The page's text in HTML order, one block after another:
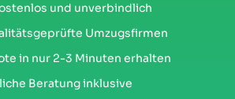
und unverbindlich
Umzugsfirmen
in nur 2-3 Minuten erhalten
Beratung inklusive